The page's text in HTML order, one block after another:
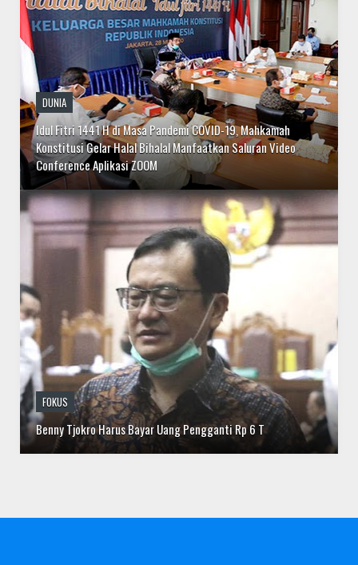
Idul Fitri 1441 H di Masa Pandemi COVID-19, Mahkamah
Konstitusi Gelar Halal Bihalal Manfaatkan Saluran Video
Conference Aplikasi ZOOM
FOKUS
Benny Tjokro Harus Bayar Uang Pengganti Rp 6 T